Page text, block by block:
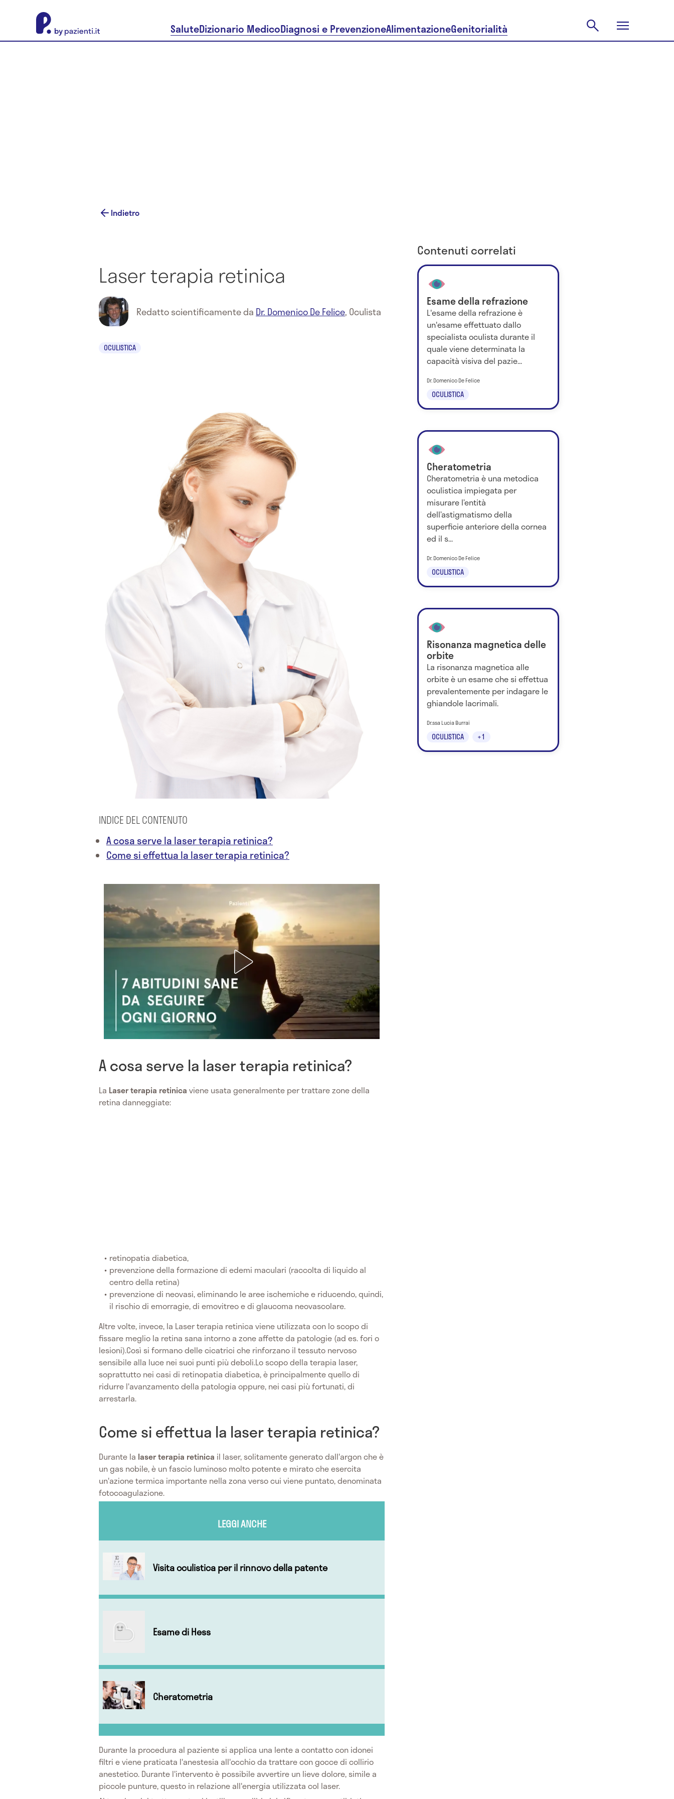
SaluteDizionario MedicoDiagnosi e PrevenzioneAlimentazioneGenitorialità
Indietro
Laser terapia retinica
Redatto scientificamente da Dr. Domenico De Felice, Oculista
OCULISTICA
INDICE DEL CONTENUTO
A cosa serve la laser terapia retinica?
Come si effettua la laser terapia retinica?
A cosa serve la laser terapia retinica?
La Laser terapia retinica viene usata generalmente per trattare zone della
retina danneggiate:
retinopatia diabetica,
prevenzione della formazione di edemi maculari (raccolta di liquido al
centro della retina)
prevenzione di neovasi, eliminando le aree ischemiche e riducendo, quindi,
il rischio di emorragie, di emovitreo e di glaucoma neovascolare.
Altre volte, invece, la Laser terapia retinica viene utilizzata con lo scopo di
fissare meglio la retina sana intorno a zone affette da patologie (ad es. fori o
lesioni).Così si formano delle cicatrici che rinforzano il tessuto nervoso
sensibile alla luce nei suoi punti più deboli.Lo scopo della terapia laser,
soprattutto nei casi di retinopatia diabetica, è principalmente quello di
ridurre l'avanzamento della patologia oppure, nei casi più fortunati, di
arrestarla.
Come si effettua la laser terapia retinica?
Durante la laser terapia retinica il laser, solitamente generato dall'argon che è
un gas nobile, è un fascio luminoso molto potente e mirato che esercita
un'azione termica importante nella zona verso cui viene puntato, denominata
fotocoagulazione.
LEGGI ANCHE
Visita oculistica per il rinnovo della patente
Esame di Hess
Cheratometria
Durante la procedura al paziente si applica una lente a contatto con idonei
filtri e viene praticata l'anestesia all'occhio da trattare con gocce di collirio
anestetico. Durante l'intervento è possibile avvertire un lieve dolore, simile a
piccole punture, questo in relazione all'energia utilizzata col laser.
Contenuti correlati
Esame della refrazione
L'esame della refrazione è
un'esame effettuato dallo
specialista oculista durante il
quale viene determinata la
capacità visiva del pazie...
OCULISTICA
Dr. Domenico De Felice
Cheratometria
Cheratometria è una metodica
oculistica impiegata per
misurare l’entità
dell’astigmatismo della
superficie anteriore della cornea
ed il s...
OCULISTICA
Dr. Domenico De Felice
Risonanza magnetica delle
orbite
La risonanza magnetica alle
orbite è un esame che si effettua
prevalentemente per indagare le
ghiandole lacrimali.
OCULISTICA +1
Dr.ssa Lucia Burrai